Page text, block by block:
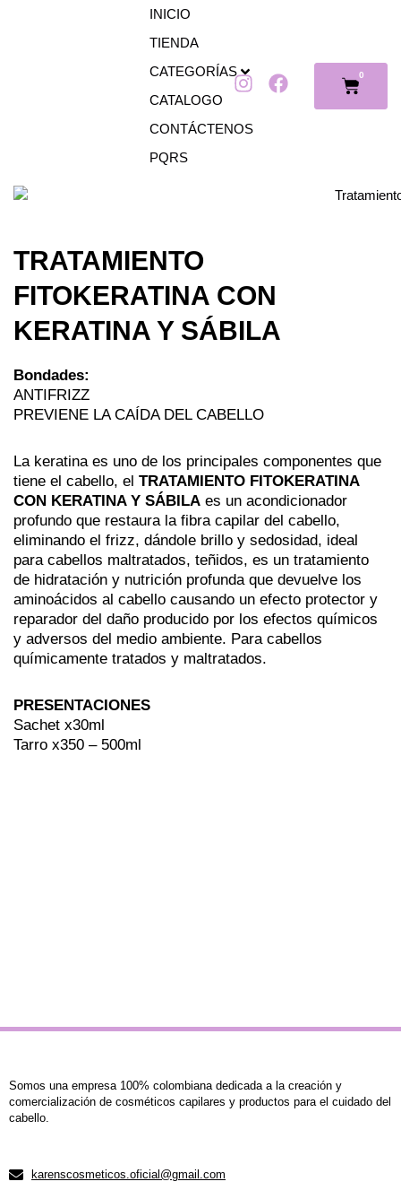
INICIO
TIENDA
CATEGORÍAS
CATALOGO
CONTÁCTENOS
PQRS
I
s
t
F
0
Cart
TRATAMIENTO
FITOKERATINA CON
KERATINA Y SÁBILA
Bondades:
ANTIFRIZZ
PREVIENE LA CAÍDA DEL CABELLO
La keratina es uno de los principales componentes que
tiene el cabello, el TRATAMIENTO FITOKERATINA
CON KERATINA Y SÁBILA es un acondicionador
profundo que restaura la fibra capilar del cabello,
eliminando el frizz, dándole brillo y sedosidad, ideal
para cabellos maltratados, teñidos, es un tratamiento
de hidratación y nutrición profunda que devuelve los
aminoácidos al cabello causando un efecto protector y
reparador del daño producido por los efectos químicos
y adversos del medio ambiente. Para cabellos
químicamente tratados y maltratados.
PRESENTACIONES
Sachet x30ml
Tarro x350 – 500ml
Somos una empresa 100% colombiana dedicada a la creación y
comercialización de cosméticos capilares y productos para el cuidado del
cabello.
karenscosmeticos.oficial@gmail.com